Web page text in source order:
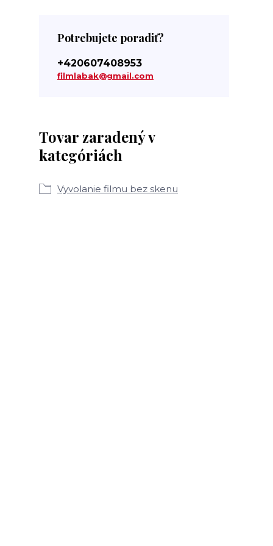
Tovar zaradený v
kategóriách
Vyvolanie filmu bez skenu
Potrebujete poradiť?
+420607408953
filmlabak@gmail.com